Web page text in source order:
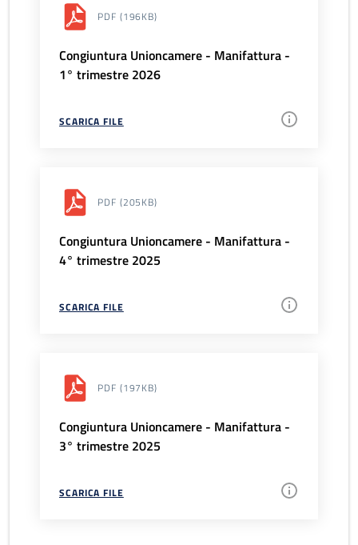
PDF (196KB)
Congiuntura Unioncamere - Manifattura -
1° trimestre 2026
SCARICA FILE
PDF (205KB)
Congiuntura Unioncamere - Manifattura -
4° trimestre 2025
SCARICA FILE
PDF (197KB)
Congiuntura Unioncamere - Manifattura -
3° trimestre 2025
SCARICA FILE